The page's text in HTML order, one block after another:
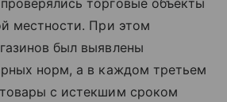
местности. При этом
был выявлены
норм, а в каждом третьем
с истекшим сроком